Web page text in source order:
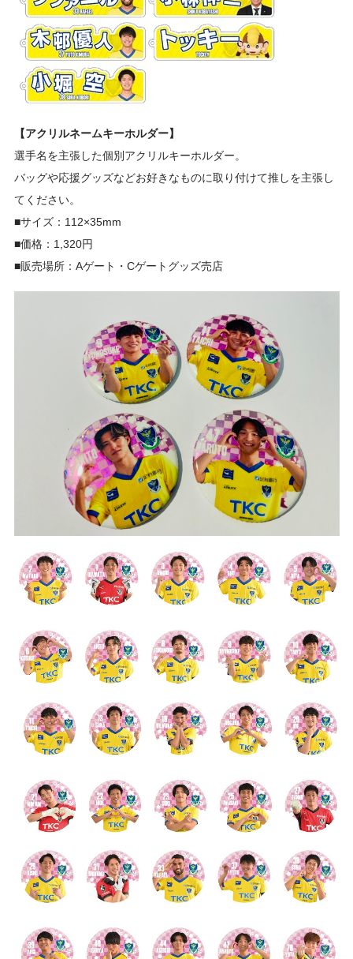
【アクリルネームキーホルダー】
選手名を主張した個別アクリルキーホルダー。
バッグや応援グッズなどお好きなものに取り付けて推しを主張し
てください。
■サイズ：112×35mm
■価格：1,320円
■販売場所：Aゲート・Cゲートグッズ売店